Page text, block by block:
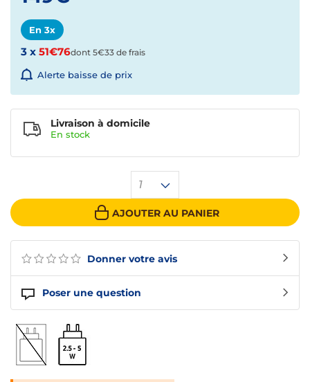
Donner votre avis
Poser une question
En 3x
3 x 51€76dont 5€33 de frais
Alerte baisse de prix
1
AJOUTER AU PANIER
Livraison à domicile
En stock